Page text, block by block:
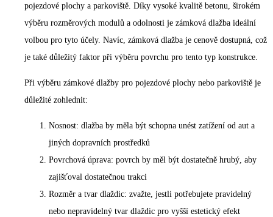
pojezdové plochy a parkoviště. Díky vysoké kvalitě betonu, širokém
výběru rozměrových modulů a odolnosti je zámková dlažba ideální
volbou pro tyto účely. Navíc, zámková dlažba je cenově dostupná, což
je také důležitý faktor při výběru povrchu pro tento typ konstrukce.
Při výběru zámkové dlažby pro pojezdové plochy nebo parkoviště je
důležité zohlednit:
Nosnost: dlažba by měla být schopna unést zatížení od aut a
jiných dopravních prostředků
Povrchová úprava: povrch by měl být dostatečně hrubý, aby
zajišťoval dostatečnou trakci
Rozměr a tvar dlaždic: zvažte, jestli potřebujete pravidelný
nebo nepravidelný tvar dlaždic pro vyšší estetický efekt